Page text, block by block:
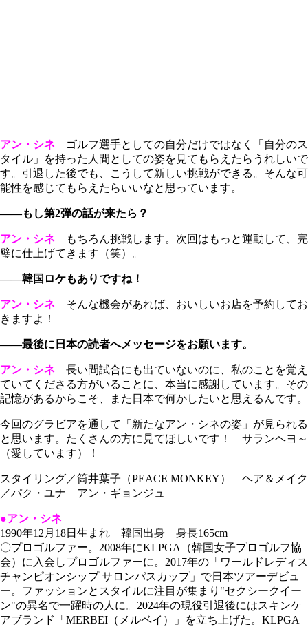
アン・シネ ゴルフ選手としての自分だけではなく「自分のス
タイル」を持った人間としての姿を見てもらえたらうれしいで
す。引退した後でも、こうして新しい挑戦ができる。そんな可
能性を感じてもらえたらいいなと思っています。
――もし第2弾の話が来たら？
アン・シネ もちろん挑戦します。次回はもっと運動して、完
璧に仕上げてきます（笑）。
――韓国ロケもありですね！
アン・シネ そんな機会があれば、おいしいお店を予約してお
きますよ！
――最後に日本の読者へメッセージをお願います。
アン・シネ 長い間試合にも出ていないのに、私のことを覚え
ていてくださる方がいることに、本当に感謝しています。その
記憶があるからこそ、また日本で何かしたいと思えるんです。
今回のグラビアを通して「新たなアン・シネの姿」が見られる
と思います。たくさんの方に見てほしいです！ サランヘヨ～
（愛しています）！
スタイリング／筒井葉子（PEACE MONKEY） ヘア＆メイク
／パク・ユナ アン・ギョンジュ
●アン・シネ
1990年12月18日生まれ 韓国出身 身長165cm
〇プロゴルファー。2008年にKLPGA（韓国女子プロゴルフ協
会）に入会しプロゴルファーに。2017年の「ワールドレディス
チャンピオンシップ サロンパスカップ」で日本ツアーデビュ
ー。ファッションとスタイルに注目が集まり"セクシークイー
ン"の異名で一躍時の人に。2024年の現役引退後にはスキンケ
アブランド「MERBEI（メルベイ）」を立ち上げた。KLPGA